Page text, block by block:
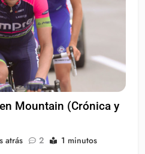
Mountain (Crónica y
atrás 2 1 minutos